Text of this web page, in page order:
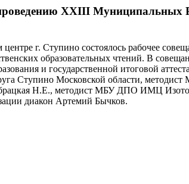
XXIII Муниципальных
г. Ступино состоялось рабочее
образовательных чтений. В
и государственной итоговой
Ступино Московской области,
Н.Е., методист МБУ ДПО ИМЦ
диакон Артемий Бычков.